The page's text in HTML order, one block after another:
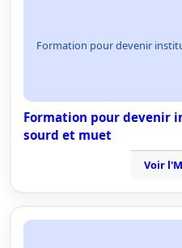
Formation pour devenir
Formation pour devenir
sourd et muet
Voir